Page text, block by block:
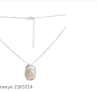
2185314